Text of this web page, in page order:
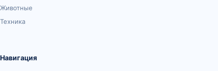
Животные
Техника
Навигация